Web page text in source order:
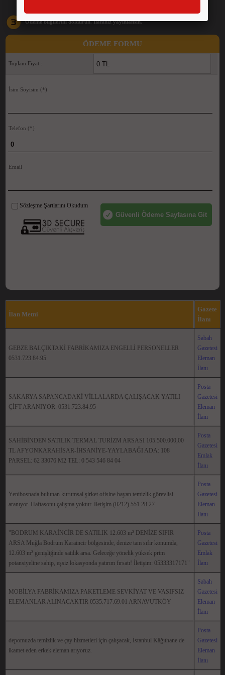
Ödeme bilgilerini doldurun. İlanınız yayınlansın.
ÖDEME FORMU
Toplam Fiyat :
İsim Soyisim(*)
Telefon(*)
Email
Sözleşme Şartlarını Okudum
İlan Metni
Gazete
İlanı
GEBZE BALÇIKTAKİ FABRİKAMIZA ENGELLİ PERSONELLER
0531.723.84.95
Sabah
Gazetesi
Eleman
İlanı
SAKARYA SAPANCADAKİ VİLLALARDA ÇALIŞACAK YATILI
ÇİFT ARANIYOR. 0531.723.84.95
Posta
Gazetesi
Eleman
İlanı
SAHİBİNDEN SATILIK TERMAL TURİZM ARSASI 105.500.000,00
TL AFYONKARAHİSAR-İHSANİYE-YAYLABAĞI ADA: 108
PARSEL: 62 33076 M2 TEL: 0 543 546 84 04
Posta
Gazetesi
Emlak
İlanı
Yenibosnada bulunan kurumsal şirket ofisine bayan temizlik görevlisi
aranıyor. Haftasonu çalışma yoktur. İletişim (0212) 551 28 27
Posta
Gazetesi
Eleman
İlanı
"BODRUM KARAİNCİR DE SATILIK 12.603 m² DENİZE SIFIR
ARSA Muğla Bodrum Karaincir bölgesinde, denize tam sıfır konumda,
12.603 m² genişliğinde satılık arsa. Geleceğe yönelik yüksek prim
potansiyeline sahip, eşsiz lokasyonda yatırım fırsatı! İletişim: 05333317171"
Posta
Gazetesi
Emlak
İlanı
MOBİLYA FABRİKAMIZA PAKETLEME SEVKİYAT VE VASIFSIZ
ELEMANLAR ALINACAKTIR 0535.717.69.01 ARNAVUTKÖY
Sabah
Gazetesi
Eleman
İlanı
depomuzda temizlik ve çay hizmetleri için çalışacak, İstanbul Kâğıthane de
ikamet eden erkek eleman arıyoruz.
Posta
Gazetesi
Eleman
İlanı